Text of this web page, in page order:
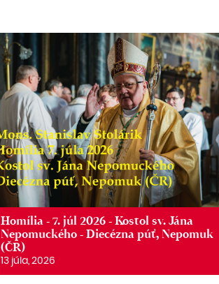
Homília - 7. júl 2026 - Kostol sv. Jána
Nepomuckého - Diecézna púť, Nepomuk
(ČR)
13 júla, 2026